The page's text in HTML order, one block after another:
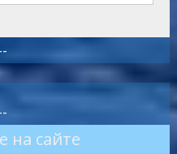
на сайте